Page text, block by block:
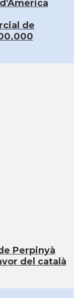
de
Perpinyà
del català